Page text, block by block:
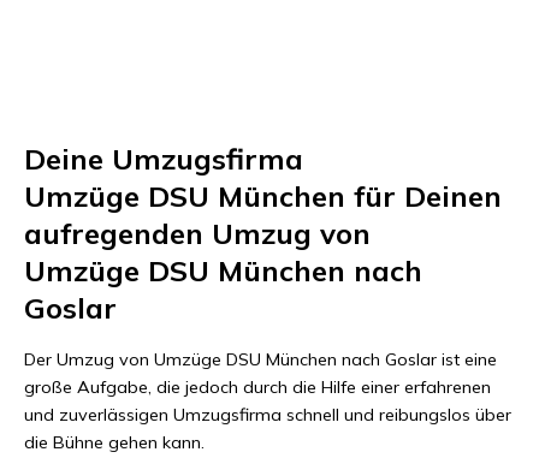
Deine Umzugsfirma
Umzüge DSU München für Deinen
aufregenden Umzug von
Umzüge DSU München nach
Goslar
Der Umzug von Umzüge DSU München nach Goslar ist eine
große Aufgabe, die jedoch durch die Hilfe einer erfahrenen
und zuverlässigen Umzugsfirma schnell und reibungslos über
die Bühne gehen kann.